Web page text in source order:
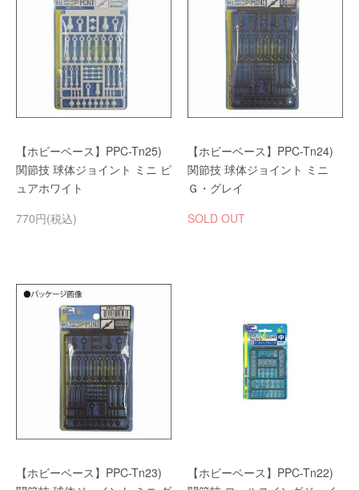
【ホビーベース】PPC-Tn25)
関節技 球体ジョイント ミニ ピ
ュアホワイト
770円(税込)
【ホビーベース】PPC-Tn24)
関節技 球体ジョイント ミニ
Ｇ・グレイ
SOLD OUT
【ホビーベース】PPC-Tn23)
【ホビーベース】PPC-Tn22)